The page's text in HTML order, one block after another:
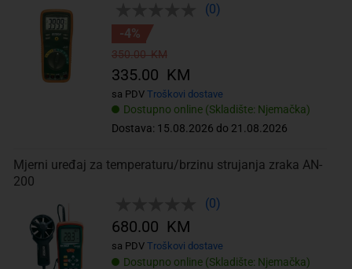
(0)
Dostupno online (Skladište: Njemačka)
Dostava: 15.08.2026 do 21.08.2026
-4%
350.00 KM
335.00 KM
sa PDV Troškovi dostave
Mjerni uređaj za temperaturu/brzinu strujanja zraka AN-
200
(0)
Dostupno online (Skladište: Njemačka)
680.00 KM
sa PDV Troškovi dostave